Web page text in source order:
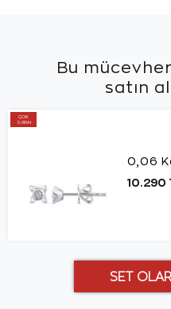
Bu
satın
ÇOK
SATAN
0,06
10.290